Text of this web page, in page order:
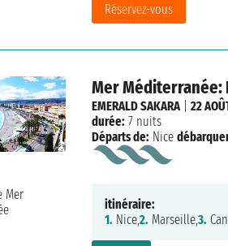
Réservez-vous
Mer Méditerranée:
EMERALD SAKARA| 22
durée: 7 nuits
Départs de: Nice
itinéraire:
1. Nice,2. Marseille,3.